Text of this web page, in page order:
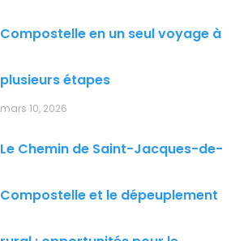
Compostelle en un seul voyage à
plusieurs étapes
mars 10, 2026
Le Chemin de Saint-Jacques-de-
Compostelle et le dépeuplement